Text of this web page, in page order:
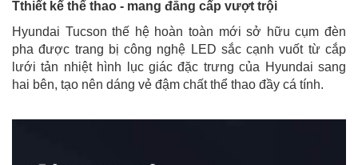
Tthiết kế thể thao - mang đẳng cấp vượt trội
Hyundai Tucson thế hệ hoàn toàn mới sở hữu cụm đèn
pha được trang bị công nghệ LED sắc cạnh vuốt từ cắp
lưới tản nhiệt hình lục giác đặc trưng của Hyundai sang
hai bên, tạo nên dáng vẻ đậm chất thể thao đầy cá tính.